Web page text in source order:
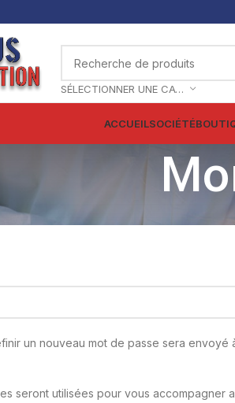
SÉLECTIONNER UNE CATÉGORIE
ACCUEILSOCIÉTÉ
un nouveau mot de passe sera envoyé
seront utilisées pour vous accompagner